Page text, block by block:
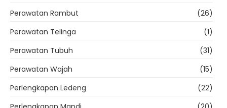
Perawatan Rambut
(26)
Perawatan Telinga
(1)
Perawatan Tubuh
(31)
Perawatan Wajah
(15)
Perlengkapan Ledeng
(22)